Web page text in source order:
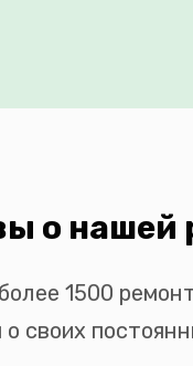
о нашей
1500
о своих